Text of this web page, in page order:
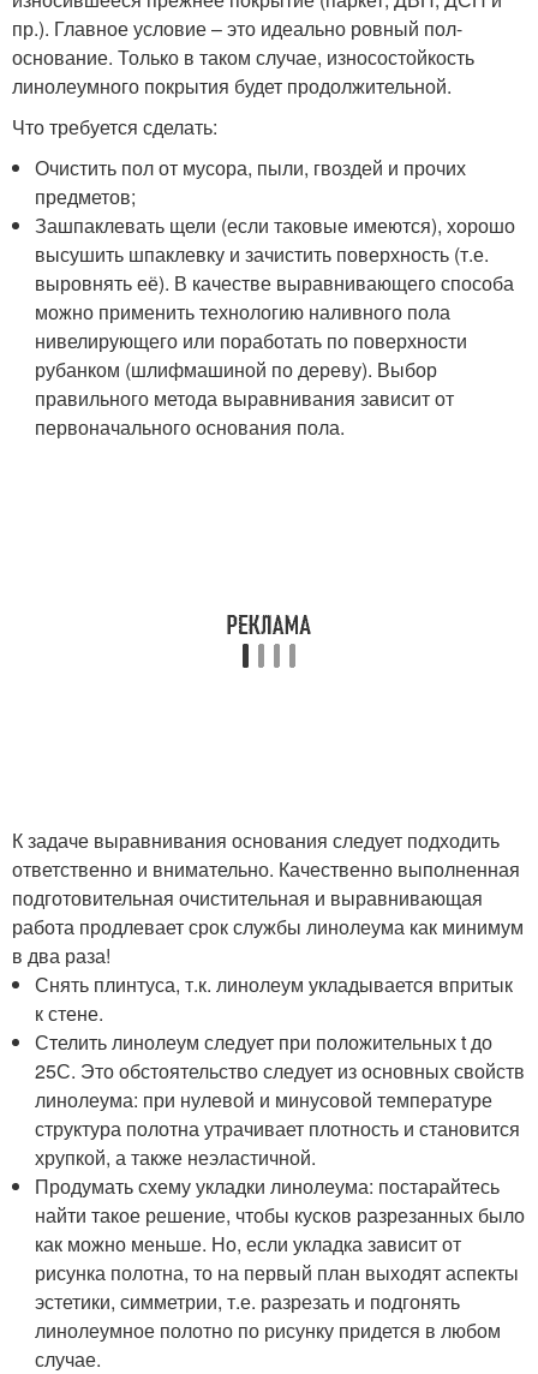
пр.). Главное условие – это идеально ровный пол-
основание. Только в таком случае, износостойкость
линолеумного покрытия будет продолжительной.
Что требуется сделать:
Очистить пол от мусора, пыли, гвоздей и прочих
предметов;
Зашпаклевать щели (если таковые имеются), хорошо
высушить шпаклевку и зачистить поверхность (т.е.
выровнять её). В качестве выравнивающего способа
можно применить технологию наливного пола
нивелирующего или поработать по поверхности
рубанком (шлифмашиной по дереву). Выбор
правильного метода выравнивания зависит от
первоначального основания пола.
К задаче выравнивания основания следует подходить
ответственно и внимательно. Качественно выполненная
подготовительная очистительная и выравнивающая
работа продлевает срок службы линолеума как минимум
в два раза!
Снять плинтуса, т.к. линолеум укладывается впритык
к стене.
Стелить линолеум следует при положительных t до
25С. Это обстоятельство следует из основных свойств
линолеума: при нулевой и минусовой температуре
структура полотна утрачивает плотность и становится
хрупкой, а также неэластичной.
Продумать схему укладки линолеума: постарайтесь
найти такое решение, чтобы кусков разрезанных было
как можно меньше. Но, если укладка зависит от
рисунка полотна, то на первый план выходят аспекты
эстетики, симметрии, т.е. разрезать и подгонять
линолеумное полотно по рисунку придется в любом
случае.